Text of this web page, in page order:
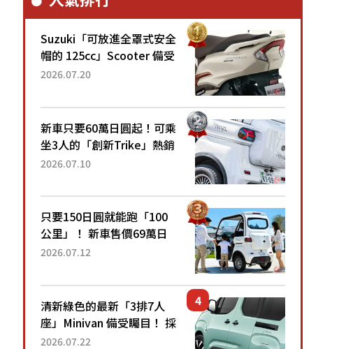
Suzuki「可放進全罩式安全
帽的 125cc」Scooter 備受
矚目！採用全新流線設計與
已陸續開始出口的新款
「B...
2026.07.20
新車只要60萬日圓起！可乘
坐3人的「創新Trike」熱銷
大賣成為人氣車款！「養車
日圓就能跑100公里」「小
朋友坐得...
2026.07.10
只要150日圓就能跑「100
公里」！ 新車售價69萬日
圓的「3人座」Trike大受歡
為何能迅速熱賣？
2026.07.12
清新綠色的最新「3排7人
座」Minivan 備受矚目！ 採
用全長4.7公尺剛剛好的車
2026.07.22